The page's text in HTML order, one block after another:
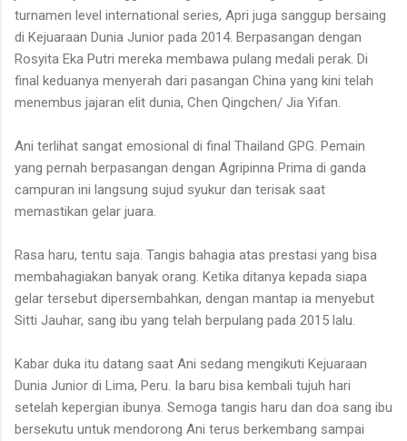
turnamen level international series, Apri juga sanggup bersaing
di Kejuaraan Dunia Junior pada 2014. Berpasangan dengan
Rosyita Eka Putri mereka membawa pulang medali perak. Di
final keduanya menyerah dari pasangan China yang kini telah
menembus jajaran elit dunia, Chen Qingchen/ Jia Yifan.
Ani terlihat sangat emosional di final Thailand GPG. Pemain
yang pernah berpasangan dengan Agripinna Prima di ganda
campuran ini langsung sujud syukur dan terisak saat
memastikan gelar juara.
Rasa haru, tentu saja. Tangis bahagia atas prestasi yang bisa
membahagiakan banyak orang. Ketika ditanya kepada siapa
gelar tersebut dipersembahkan, dengan mantap ia menyebut
Sitti Jauhar, sang ibu yang telah berpulang pada 2015 lalu.
Kabar duka itu datang saat Ani sedang mengikuti Kejuaraan
Dunia Junior di Lima, Peru. Ia baru bisa kembali tujuh hari
setelah kepergian ibunya. Semoga tangis haru dan doa sang ibu
bersekutu untuk mendorong Ani terus berkembang sampai